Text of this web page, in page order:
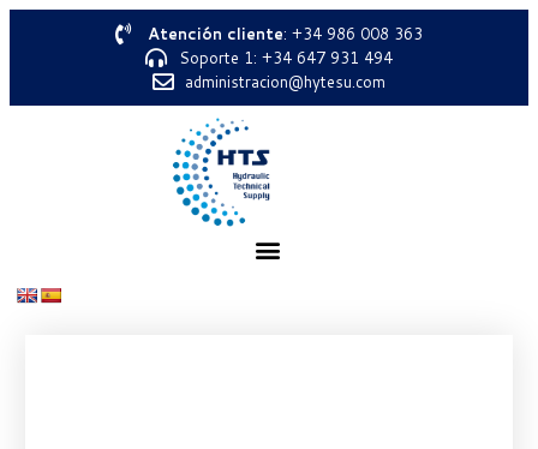
Atención cliente: +34 986 008 363
Soporte 1: +34 647 931 494
administracion@hytesu.com